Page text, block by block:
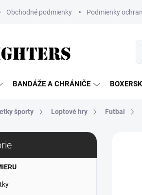
Obchodné podmienky Podmienky
BANDÁŽE A CHRÁNIČE
športy Loptové hry Futbal